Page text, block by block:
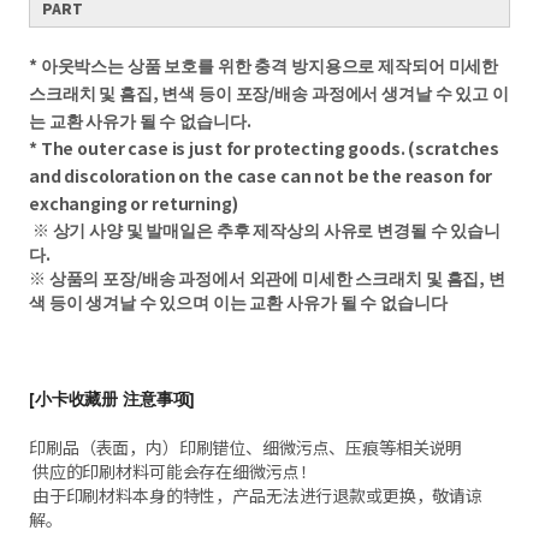
PART
* 아웃박스는 상품 보호를 위한 충격 방지용으로 제작되어 미세한
스크래치 및 흠집, 변색 등이 포장/배송 과정에서 생겨날 수 있고 이
는 교환 사유가 될 수 없습니다.
* The outer case is just for protecting goods. (scratches
and discoloration on the case can not be the reason for
exchanging or returning)
※ 상기 사양 및 발매일은 추후 제작상의 사유로 변경될 수 있습니
다.
※ 상품의 포장/배송 과정에서 외관에 미세한 스크래치 및 흠집, 변
색 등이 생겨날 수 있으며 이는 교환 사유가 될 수 없습니다
[小卡收藏册 注意事项]
印刷品（表面，内）印刷错位、细微污点、压痕等相关说明
供应的印刷材料可能会存在细微污点！
由于印刷材料本身的特性，产品无法进行退款或更换，敬请谅
解。